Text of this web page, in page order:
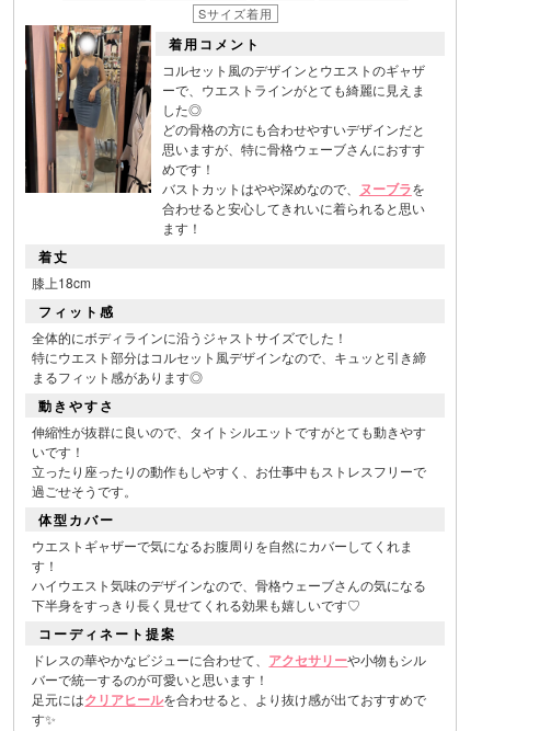
■スペック表
Sサイズ着用
着用コメント
コルセット風のデザインとウエストのギャザ
ーで、ウエストラインがとても綺麗に見えま
した◎
どの骨格の方にも合わせやすいデザインだと
思いますが、特に骨格ウェーブさんにおすす
めです！
バストカットはやや深めなので、
ヌーブラを
合わせると安心してきれいに着られると思い
ます！
着丈
膝上18cm
フィット感
全体的にボディラインに沿うジャストサイズでした！
特にウエスト部分はコルセット風デザインなので、キュッと引き締
まるフィット感があります◎
動きやすさ
伸縮性が抜群に良いので、タイトシルエットですがとても動きやす
いです！
立ったり座ったりの動作もしやすく、お仕事中もストレスフリーで
過ごせそうです。
体型カバー
ウエストギャザーで気になるお腹周りを自然にカバーしてくれま
す！
ハイウエスト気味のデザインなので、骨格ウェーブさんの気になる
下半身をすっきり長く見せてくれる効果も嬉しいです♡
コーディネート提案
ドレスの華やかなビジューに合わせて、 アクセサリーや小物もシル
バーで統一するのが可愛いと思います！
足元にはクリアヒールを合わせると、より抜け感が出ておすすめで
す✨